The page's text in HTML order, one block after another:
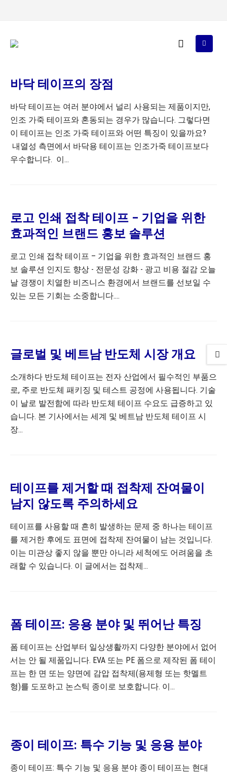
바닥 테이프의 장점
바닥 테이프는 여러 분야에서 널리 사용되는 제품이지만,
인조 가죽 테이프와 혼동되는 경우가 많습니다. 그렇다면
이 테이프는 인조 가죽 테이프와 어떤 특징이 있을까요?
내열성 측면에서 바닥용 테이프는 인조가죽 테이프보다
우수합니다. 이...
로고 인쇄 접착 테이프 – 기업을 위한
효과적인 브랜드 홍보 솔루션
로고 인쇄 접착 테이프 – 기업을 위한 효과적인 브랜드 홍
보 솔루션 인지도 향상 - 전문성 강화 - 광고 비용 절감 오늘
날 경쟁이 치열한 비즈니스 환경에서 브랜드를 선보일 수
있는 모든 기회는 소중합니다....
글로벌 및 베트남 반도체 시장 개요
소개하다 반도체 테이프는 전자 산업에서 필수적인 부품으
로, 주로 반도체 패키징 및 테스트 공정에 사용됩니다. 기술
이 날로 발전함에 따라 반도체 테이프 수요도 급증하고 있
습니다. 본 기사에서는 세계 및 베트남 반도체 테이프 시
장...
테이프를 제거할 때 접착제 잔여물이
남지 않도록 주의하세요
테이프를 사용할 때 흔히 발생하는 문제 중 하나는 테이프
를 제거한 후에도 표면에 접착제 잔여물이 남는 것입니다.
이는 미관상 좋지 않을 뿐만 아니라 세척에도 어려움을 초
래할 수 있습니다. 이 글에서는 접착제...
폼 테이프: 응용 분야 및 뛰어난 특징
폼 테이프는 산업부터 일상생활까지 다양한 분야에서 없어
서는 안 될 제품입니다. EVA 또는 PE 폼으로 제작된 폼 테이
프는 한 면 또는 양면에 감압 접착제(용제형 또는 핫멜트
형)를 도포하고 논스틱 종이로 보호합니다. 이...
종이 테이프: 특수 기능 및 응용 분야
종이 테이프: 특수 기능 및 응용 분야 종이 테이프는 현대